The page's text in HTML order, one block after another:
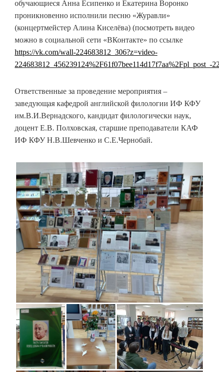
обучающиеся Анна Есипенко и Екатерина Воронко
проникновенно исполнили песню «Журавли»
(концертмейстер Алина Киселёва) (посмотреть видео
можно в социальной сети «ВКонтакте» по ссылке
https://vk.com/wall-224683812_306?z=video-
224683812_456239124%2F61f07bee114d17f7aa%2Fpl_post_-
Ответственные за проведение мероприятия –
заведующая кафедрой английской филологии ИФ КФУ
им.В.И.Вернадского, кандидат филологически наук,
доцент Е.В. Полховская, старшие преподаватели КАФ
ИФ КФУ Н.В.Шевченко и С.Е.Чернобай.